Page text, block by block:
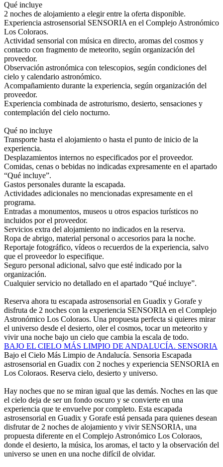
Qué incluye
2 noches de alojamiento a elegir entre la oferta disponible.
Experiencia astrosensorial SENSORIA en el Complejo Astronómico
Los Coloraos.
Actividad sensorial con música en directo, aromas del cosmos y
contacto con fragmento de meteorito, según organización del
proveedor.
Observación astronómica con telescopios, según condiciones del
cielo y calendario astronómico.
Acompañamiento durante la experiencia, según organización del
proveedor.
Experiencia combinada de astroturismo, desierto, sensaciones y
contemplación del cielo nocturno.
Qué no incluye
Transporte hasta el alojamiento o hasta el punto de inicio de la
experiencia.
Desplazamientos internos no especificados por el proveedor.
Comidas, cenas o bebidas no indicadas expresamente en el apartado
“Qué incluye”.
Gastos personales durante la escapada.
Actividades adicionales no mencionadas expresamente en el
programa.
Entradas a monumentos, museos u otros espacios turísticos no
incluidos por el proveedor.
Servicios extra del alojamiento no indicados en la reserva.
Ropa de abrigo, material personal o accesorios para la noche.
Reportaje fotográfico, vídeos o recuerdos de la experiencia, salvo
que el proveedor lo especifique.
Seguro personal adicional, salvo que esté indicado por la
organización.
Cualquier servicio no detallado en el apartado “Qué incluye”.
Reserva ahora tu escapada astrosensorial en Guadix y Gorafe y
disfruta de 2 noches con la experiencia SENSORIA en el Complejo
Astronómico Los Coloraos. Una propuesta perfecta si quieres mirar
el universo desde el desierto, oler el cosmos, tocar un meteorito y
vivir una noche bajo un cielo que cambia la escala de todo.
BAJO EL CIELO MÁS LIMPIO DE ANDALUCÍA. SENSORIA
Bajo el Cielo Más Limpio de Andalucía. Sensoria Escapada
astrosensorial en Guadix con 2 noches y experiencia SENSORIA en
Los Coloraos. Reserva cielo, desierto y universo.
Hay noches que no se miran igual que las demás. Noches en las que
el cielo deja de ser un fondo oscuro y se convierte en una
experiencia que te envuelve por completo. Esta escapada
astrosensorial en Guadix y Gorafe está pensada para quienes desean
disfrutar de 2 noches de alojamiento y vivir SENSORIA, una
propuesta diferente en el Complejo Astronómico Los Coloraos,
donde el desierto, la música, los aromas, el tacto y la observación del
universo se unen en una noche difícil de olvidar.